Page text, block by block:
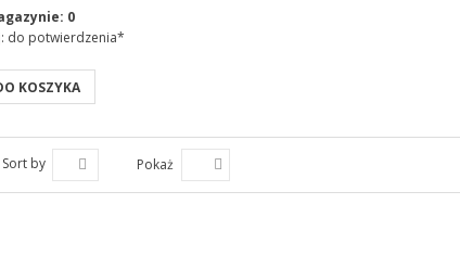
0
do potwierdzenia*
KOSZYKA
Sort by Pokaż